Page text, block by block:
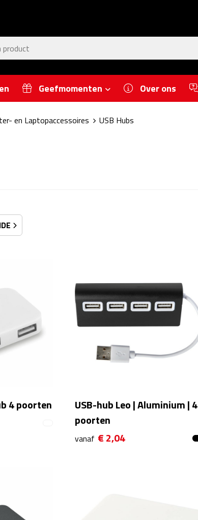
Geefmomenten Over ons
en Laptopaccessoires USB Hubs
4 poorten
USB-hub Leo | Aluminium | 4
poorten
vanaf € 2,04